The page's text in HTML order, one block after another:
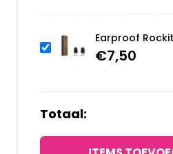
Earproof
€7,50
Totaal: